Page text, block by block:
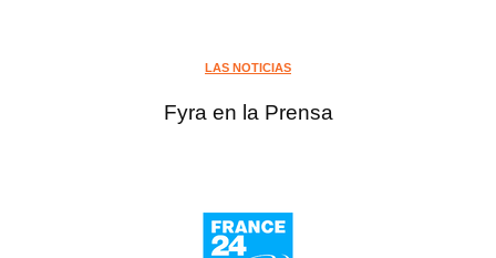
LAS NOTICIAS
Fyra en la Prensa